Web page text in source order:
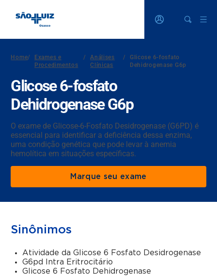
Home/
Exames e
Procedimentos
/
Análises
Clínicas
/
Glicose 6-fosfato
Dehidrogenase G6p
Glicose 6-fosfato
Dehidrogenase G6p
O exame de Glicose-6-Fosfato Desidrogenase (G6PD) é
essencial para identificar a deficiência dessa enzima,
uma condição genética que pode levar à anemia
hemolítica em situações específicas.
Marque seu exame
Sinônimos
Atividade da Glicose 6 Fosfato Desidrogenase
G6pd Intra Eritrocitário
Glicose 6 Fosfato Dehidrogenase